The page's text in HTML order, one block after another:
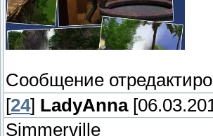
Сообщение
[24] LadyAnna
Simmerville